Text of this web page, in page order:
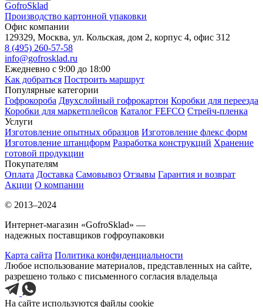
GofroSklad
Производство картонной упаковки
Офис компании
129329, Москва, ул. Кольская, дом 2, корпус 4, офис 312
8 (495) 260-57-58
info@gofrosklad.ru
Ежедневно с 9:00 до 18:00
Как добраться Построить маршрут
Популярные категории
Гофрокороба Двухслойный гофрокартон Коробки для переезда
Коробки для маркетплейсов Каталог FEFCO Стрейч-пленка
Услуги
Изготовление опытных образцов Изготовление флекс форм
Изготовление штанцформ Разработка конструкций Хранение
готовой продукции
Покупателям
Оплата Доставка Самовывоз Отзывы Гарантия и возврат
Акции О компании
© 2013–2024
Интернет-магазин «GofroSklad» —
надежных поставщиков гофроупаковки
Карта сайта Политика конфиденциальности
Любое использование материалов, представленных на сайте,
разрешено только с письменного согласия владельца
На сайте используются файлы cookie